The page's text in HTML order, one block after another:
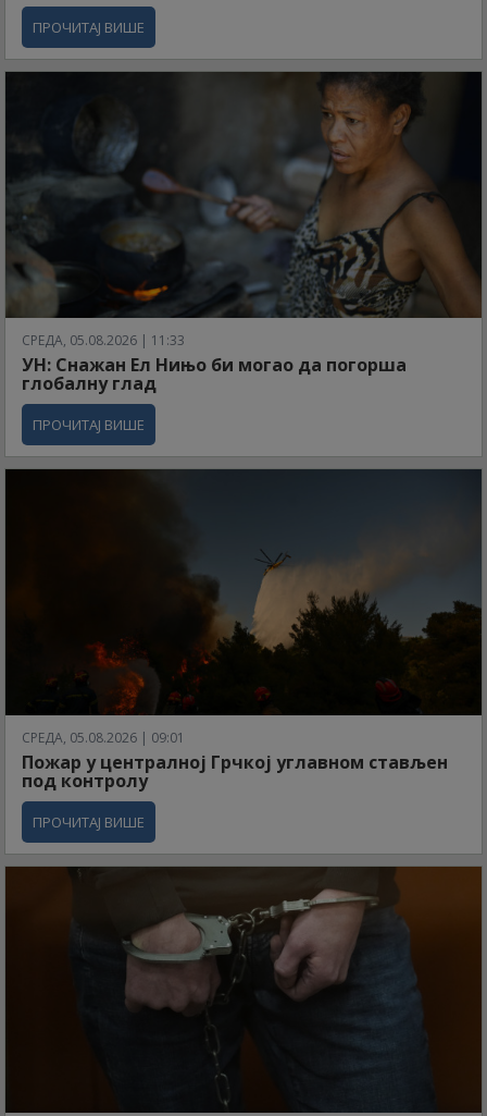
ПРОЧИТАЈ ВИШЕ
СРЕДА, 05.08.2026 | 11:33
УН: Снажан Ел Нињо би могао да погорша
глобалну глад
ПРОЧИТАЈ ВИШЕ
СРЕДА, 05.08.2026 | 09:01
Пожар у централној Грчкој углавном стављен
под контролу
ПРОЧИТАЈ ВИШЕ